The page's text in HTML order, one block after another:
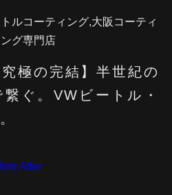
究極の完結】半世紀の
ぐ。VWビートル・
After